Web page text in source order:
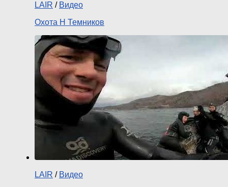
LAIR / Видео
Охота Н Темников
LAIR / Видео